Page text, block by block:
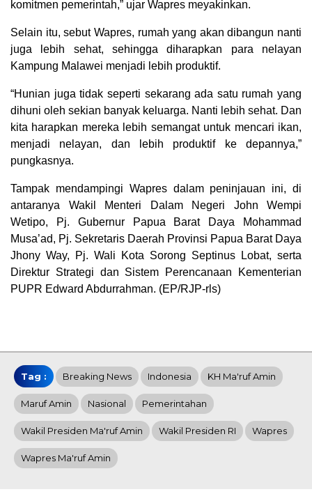
komitmen pemerintah,” ujar Wapres meyakinkan.
Selain itu, sebut Wapres, rumah yang akan dibangun nanti
juga lebih sehat, sehingga diharapkan para nelayan
Kampung Malawei menjadi lebih produktif.
“Hunian juga tidak seperti sekarang ada satu rumah yang
dihuni oleh sekian banyak keluarga. Nanti lebih sehat. Dan
kita harapkan mereka lebih semangat untuk mencari ikan,
menjadi nelayan, dan lebih produktif ke depannya,”
pungkasnya.
Tampak mendampingi Wapres dalam peninjauan ini, di
antaranya Wakil Menteri Dalam Negeri John Wempi
Wetipo, Pj. Gubernur Papua Barat Daya Mohammad
Musa’ad, Pj. Sekretaris Daerah Provinsi Papua Barat Daya
Jhony Way, Pj. Wali Kota Sorong Septinus Lobat, serta
Direktur Strategi dan Sistem Perencanaan Kementerian
PUPR Edward Abdurrahman. (EP/RJP-rls)
Tag : Breaking News Indonesia KH Ma'ruf Amin
Maruf Amin Nasional Pemerintahan
Wakil Presiden Ma'ruf Amin Wakil Presiden RI Wapres
Wapres Ma'ruf Amin